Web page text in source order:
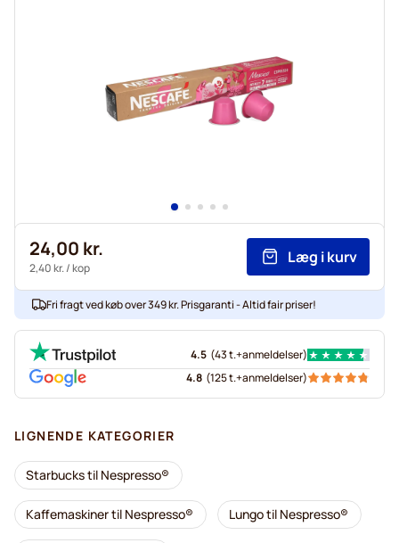
24,00 kr.
2,40 kr./ kop
Læg i kurv
Fri fragt ved køb over 349 kr. Prisgaranti - Altid fair priser!
4.5 (43 t.+anmeldelser)
4.8 (125 t.+anmeldelser)
LIGNENDE KATEGORIER
Starbucks til Nespresso®
Kaffemaskiner til Nespresso® Lungo til Nespresso®